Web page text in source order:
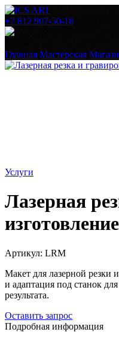
+7 812 907-50-18
Главная Мастерская
Услуги
Лазерная
Артикул: LRM
Макет для лазерной резки
и адаптация под станок
результата.
Оставить запрос
Подробная информация